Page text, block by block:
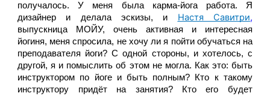
получалось. У меня была карма-йога работа. Я
дизайнер и делала эскизы, и
Настя Савитри,
выпускница МОЙУ, очень активная и интересная
йогиня, меня спросила, не хочу ли я пойти обучаться на
преподавателя йоги? С одной стороны, и хотелось, с
другой, я и помыслить об этом не могла. Как это: быть
инструктором по йоге и быть полным? Кто к такому
инструктору придёт на занятия? Кто его будет